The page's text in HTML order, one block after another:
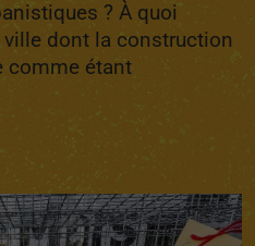
? À quoi
dont la construction
comme étant